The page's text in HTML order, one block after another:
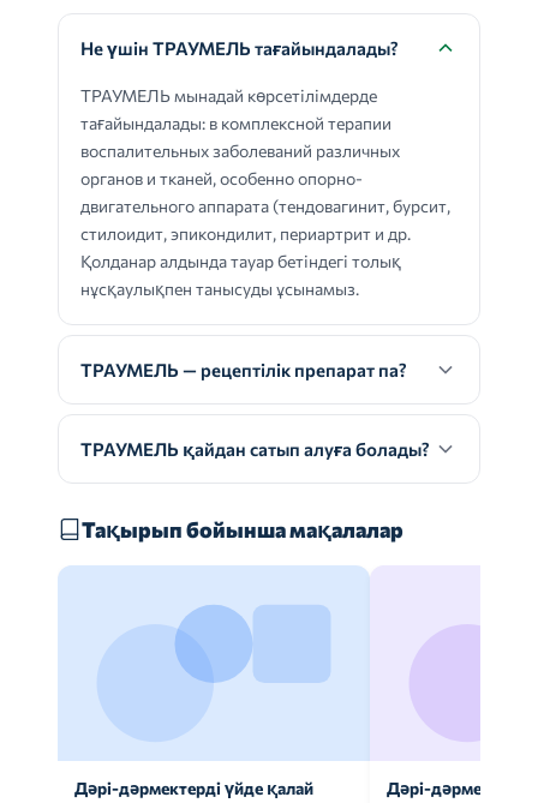
Не үшін ТРАУМЕЛЬ тағайындалады?
ТРАУМЕЛЬ мынадай көрсетілімдерде
тағайындалады: в комплексной терапии
воспалительных заболеваний различных
органов и тканей, особенно опорно-
двигательного аппарата (тендовагинит, бурсит,
стилоидит, эпикондилит, периартрит и др.
Қолданар алдында тауар бетіндегі толық
нұсқаулықпен танысуды ұсынамыз.
ТРАУМЕЛЬ — рецептілік препарат па?
ТРАУМЕЛЬ қайдан сатып алуға болады?
Тақырып бойынша мақалалар
Дәрі-дәрмектерді үйде қалай
Дәрі-дәрмек